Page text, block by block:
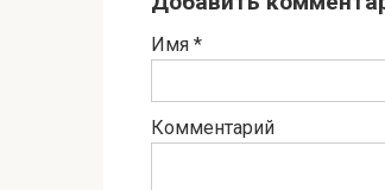
Имя *
Комментарий